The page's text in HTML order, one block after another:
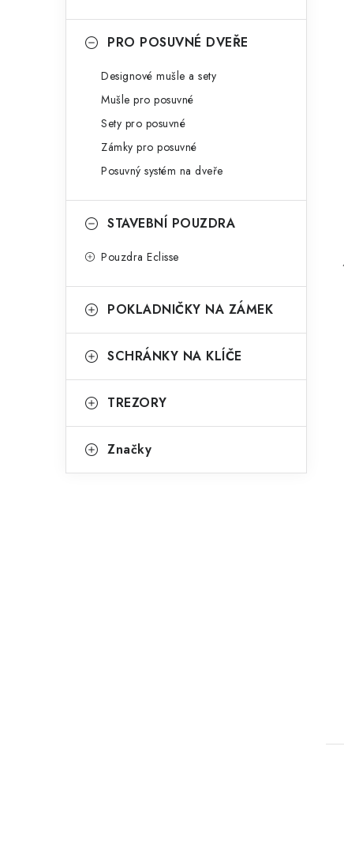
PRO POSUVNÉ DVEŘE
Designové mušle a sety
Mušle pro posuvné
Sety pro posuvné
Zámky pro posuvné
Posuvný systém na dveře
STAVEBNÍ POUZDRA
Pouzdra Eclisse
POKLADNIČKY NA ZÁMEK
SCHRÁNKY NA KLÍČE
TREZORY
Značky